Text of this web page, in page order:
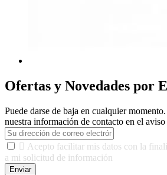
Ofertas y Novedades por
Puede darse de baja en cualquier
nuestra información de contacto en el aviso
 Acepto facilitar mis datos con la
a mi solicitud de información
Enviar